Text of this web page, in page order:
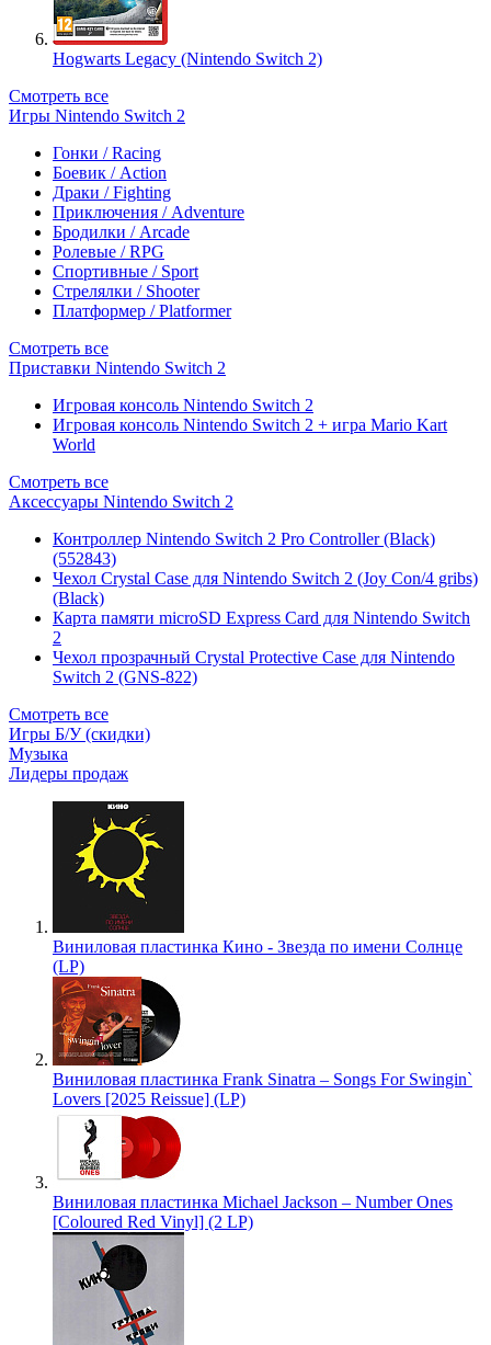
Hogwarts Legacy (Nintendo Switch 2)
Смотреть все
Игры Nintendo Switch 2
Гонки / Racing
Боевик / Action
Драки / Fighting
Приключения / Adventure
Бродилки / Arcade
Ролевые / RPG
Спортивные / Sport
Стрелялки / Shooter
Платформер / Platformer
Смотреть все
Приставки Nintendo Switch 2
Игровая консоль Nintendo Switch 2
Игровая консоль Nintendo Switch 2 + игра Mario Kart
World
Смотреть все
Аксессуары Nintendo Switch 2
Контроллер Nintendo Switch 2 Pro Controller (Black)
(552843)
Чехол Сrystal Сase для Nintendo Switch 2 (Joy Con/4 gribs)
(Black)
Карта памяти microSD Express Card для Nintendo Switch
2
Чехол прозрачный Crystal Protective Case для Nintendo
Switch 2 (GNS-822)
Смотреть все
Игры Б/У (скидки)
Музыка
Лидеры продаж
Виниловая пластинка Кино - Звезда по имени Солнце
(LP)
Виниловая пластинка Frank Sinatra – Songs For Swingin`
Lovers [2025 Reissue] (LP)
Виниловая пластинка Michael Jackson – Number Ones
[Coloured Red Vinyl] (2 LP)